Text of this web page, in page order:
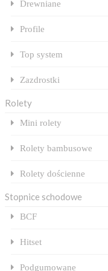
Drewniane
Profile
Top system
Zazdrostki
Rolety
Mini rolety
Rolety bambusowe
Rolety dościenne
Stopnice schodowe
BCF
Hitset
Podgumowane